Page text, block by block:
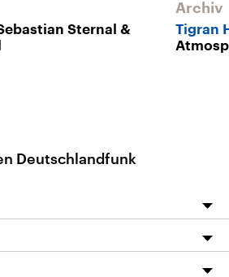
Sternal &
Archiv
Tigran
Deutschlandfunk